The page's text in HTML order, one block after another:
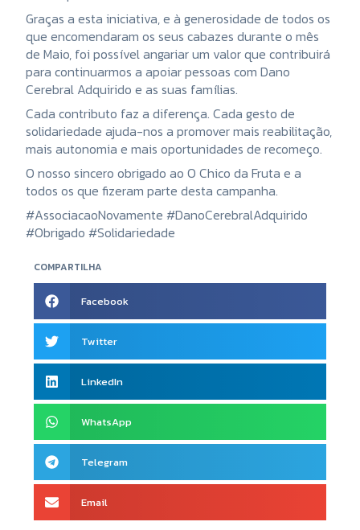
COMPARTILHA
Facebook
Twitter
LinkedIn
WhatsApp
Telegram
Email
Graças a esta iniciativa, e à generosidade de todos os
que encomendaram os seus cabazes durante o mês
de Maio, foi possível angariar um valor que contribuirá
para continuarmos a apoiar pessoas com Dano
Cerebral Adquirido e as suas famílias.
Cada contributo faz a diferença. Cada gesto de
solidariedade ajuda-nos a promover mais reabilitação,
mais autonomia e mais oportunidades de recomeço.
O nosso sincero obrigado ao O Chico da Fruta e a
todos os que fizeram parte desta campanha.
#AssociacaoNovamente #DanoCerebralAdquirido
#Obrigado #Solidariedade